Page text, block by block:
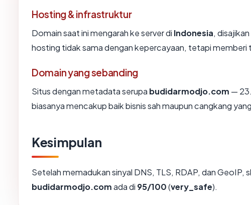
Hosting & infrastruktur
Domain saat ini mengarah ke server di Indonesia,
hosting tidak sama dengan kepercayaan, tetapi memberi
Domain yang sebanding
Situs dengan metadata serupa budidarmodjo.com —
biasanya mencakup baik bisnis sah maupun cangkang
Kesimpulan
Setelah memadukan sinyal DNS, TLS, RDAP, dan
budidarmodjo.comada di 95/100(very_safe).